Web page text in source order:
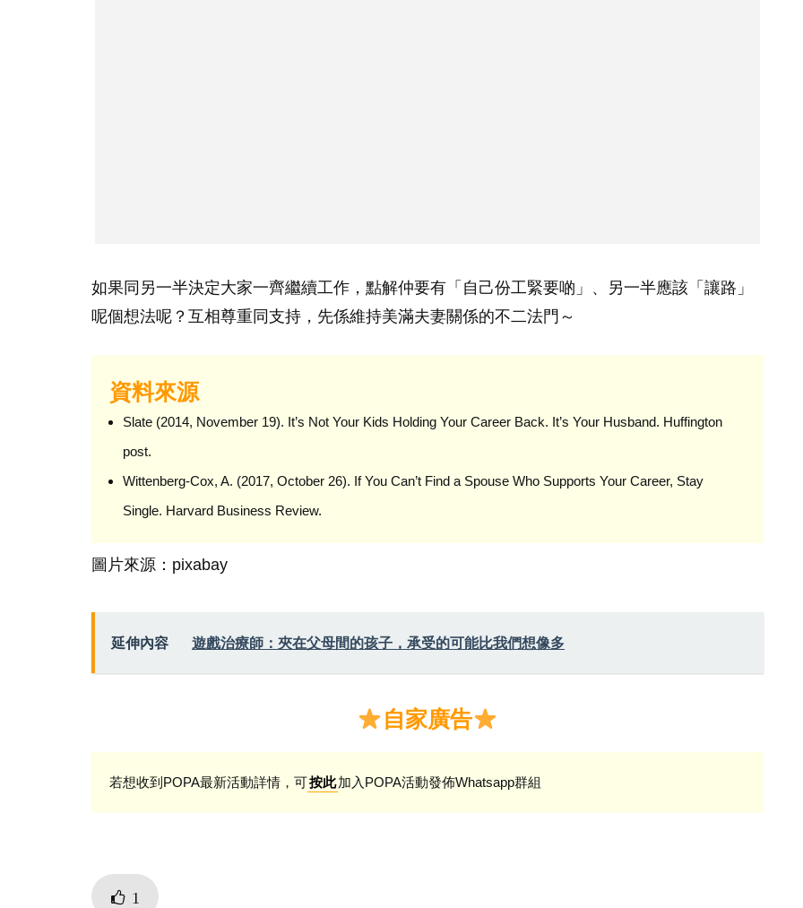
如果同另一半決定大家一齊繼續工作，點解仲要有「自己份工緊要啲」、另一半應該「讓路」
呢個想法呢？互相尊重同支持，先係維持美滿夫妻關係的不二法門～
資料來源
Slate (2014, November 19). It’s Not Your Kids Holding Your Career Back. It’s Your Husband. Huffington
post.
Wittenberg-Cox, A. (2017, October 26). If You Can’t Find a Spouse Who Supports Your Career, Stay
Single. Harvard Business Review.
圖片來源：pixabay
延伸內容 遊戲治療師：夾在父母間的孩子，承受的可能比我們想像多
自家廣告
若想收到POPA最新活動詳情，可按此加入POPA活動發佈Whatsapp群組
1